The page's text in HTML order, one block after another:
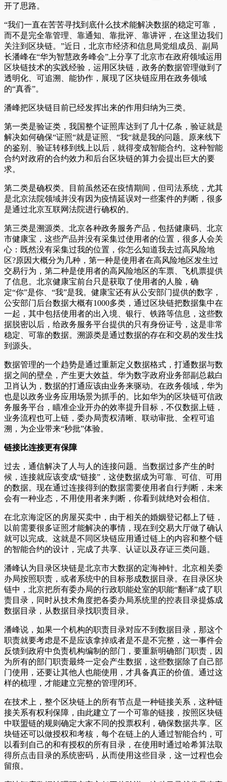
开了思路。
“我们一直在苦苦寻找到底什么技术能解决数据的稳定可靠，
而不是完全靠管理、靠通知、靠批评、靠讲评，在这里边我们
关注到区块链。”近日，北京市经济和信息局党组成员、副局
长潘峰在“华为智慧政务峰会”上分享了北京市在政府领域运用
区块链技术的实践经验，运用区块链，政务的数据管理做到了
透明化、可追溯、能协作，展现了区块链应用在政务领域
的“真香”。
潘峰把区块链目前已经发挥出来的作用归纳为三类。
第一类是验证类，我国整个证照库达到了几十亿条，验证就是
解决如何确保“证照“就是证照、“我“就是我的问题。原来线下
的鉴别、验证转移到线上以后，就得变成智能合约。这种智能
合约对政府的合约效力和后台区块链的算力会提出巨大的要
求。
第二类是确权类。目前虽然还在疫情期间，但司法系统，尤其
是北京法院领域并没有因为疫情延误对一些案件的判断，很多
是通过北京互联网法院进行确权的。
第三类是溯源类。北京各种政务服务产品，包括健康码、北京
市健康宝，这些产品并没有采集过使用者的位置，很多人会关
心：既然没有采集过我的位置，你怎么知道我去过高风险地
区?原因大概分为几种，第一种是使用者在高风险地区发生过
交易行为，第二种是使用者的高风险地区的车票、飞机票提供
了信息。北京健康宝前台只是获取了使用者的人脸，确
定“你”是你、“我”是我。健康宝还有从公安部门提供的数字，
公安部门后台数据大概有1000多类，通过区块链把数据集中在
一起，其中包括使用者的出入境、银行、铁路等信息，这些数
据脱密以后，给政务服务平台提供的只有身份证号，这是非常
稳定、可靠的数据。溯源类是通过数据的存在和交易的发生找
到源头。
数据管理的一个趋势是通过重新定义数据格式，打通数据与数
据之间的壁垒，产生更大效益。华为数字政府业务部副总裁白
卫肖认为，数据的打通应该由业务来驱动。在政务领域，华为
也是以政务业务应用场景为抓手的。比如华为的区块链可信政
务服务平台，瞄准企业开办的效率提升目标，不仅数据上链，
业务流程也可上链，委办局责权清晰、联动审批、全程可追
溯，为企业带来“秒批”体验。
链接比连接更有保障
过去，通信解决了人与人的连接问题。当数据过多产生的时
候，连接就应该变成“链接”，这使数据成为可靠、可信、可用
的数据。现在通过连接得到的数据需要使用者自行判断，未来
会有一种业态，不用使用者来判断，你看到就绝对会相信。
在北京海淀区的房屋买卖中，由于相关的婚姻登记都上了链，
以前需要很多证照才能解决的事情，现在到交易大厅做了确认
就可以完成。这就是不同区块链应用通过链上的内容和整个链
的智能合约的设计，完成了共享、认证以及存证三类问题。
潘峰认为目录区块链是北京市大数据的定海神针。北京相关委
办局按照职责，或者系统中的目标形成数据目录。在目录区块
链中，北京把所有委办局的行政职能处室的职能“翻译”成了职
责目录，同时从技术角度把各委办局系统里的控表目录提炼成
数据目录，从数据目录找职责目录。
潘峰说，如果一个机构的职责目录对应不到数据目录，那这个
职责就要考虑是不是应该拿掉或者是不是不完整，这一事件会
反馈到政府中负责机构编制的部门，要重新明确部门职责，因
为所有的部门职责最终一定会产生数据，这些数据除了自己部
门使用，还要让其他人也能使用，才具备真正的价值。通过这
样的梳理，才能建立完整的管理闭环。
在技术上，整个区块链上的所有节点是一种链接关系，这种链
接关系有权利保障，由此建立了一个可靠的链接，按照区块链
中联盟链的规则确定大家不同的投票权利，确保数据共享。区
块链还可以做授权和考核，每个在链上的人通过智能合约，可
以看到自己的和有授权的所有目录，在使用时通过哈希算法取
得所点击目录的系统密码，从而使用这些目录，这一过程也会
留痕。